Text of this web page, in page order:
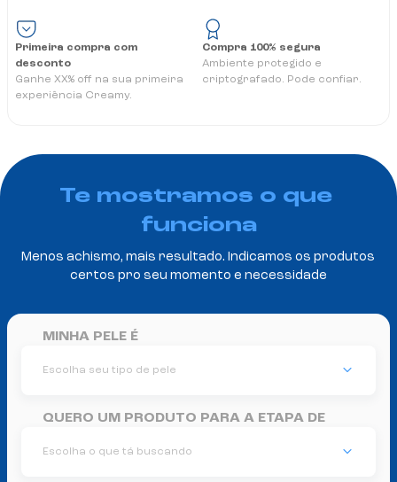
Primeira compra com
desconto
Ganhe XX% off na sua primeira
experiência Creamy.
Compra 100% segura
Ambiente protegido e
criptografado. Pode confiar.
Te mostramos o que
funciona
Menos achismo, mais resultado. Indicamos os produtos
certos pro seu momento e necessidade
MINHA PELE É
Escolha seu tipo de pele
QUERO UM PRODUTO PARA A ETAPA DE
Escolha o que tá buscando